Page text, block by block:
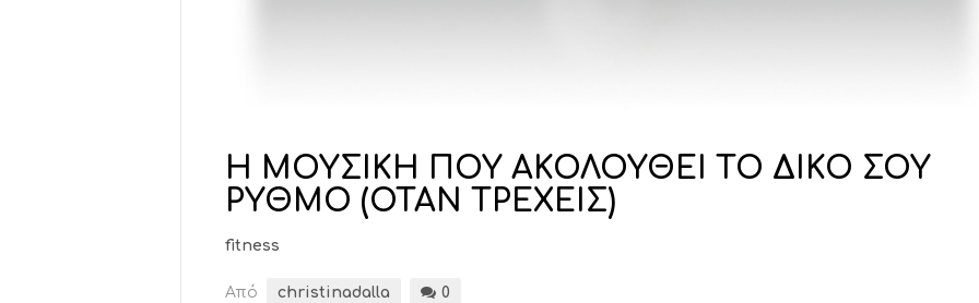
Η ΜΟΥΣΙΚΗ ΠΟΥ ΑΚΟΛΟΥΘΕΙ ΤΟ ΔΙΚΟ ΣΟΥ
ΡΥΘΜΟ (ΟΤΑΝ ΤΡΕΧΕΙΣ)
fitness
Από christinadalla 0